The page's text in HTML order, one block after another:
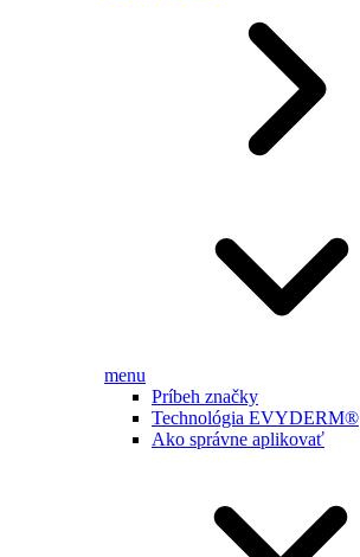
menu
Príbeh značky
Technológia EVYDERM®
Ako správne aplikovať